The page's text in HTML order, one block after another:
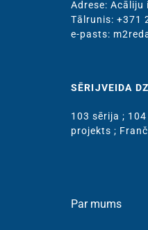
Adrese: Acāliju
Тālrunis: +371
e-pasts:
SĒRIJVEIDA
103 sērija ;
projekts ;
Par mums